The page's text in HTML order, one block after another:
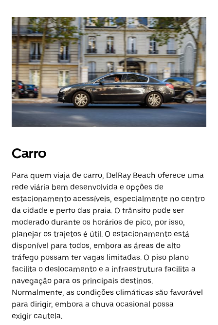
Carro
Para quem viaja de carro, DelRay Beach oferece uma
rede viária bem desenvolvida e opções de
estacionamento acessíveis, especialmente no centro
da cidade e perto das praia. O trânsito pode ser
moderado durante os horários de pico, por isso,
planejar os trajetos é útil. O estacionamento está
disponível para todos, embora as áreas de alto
tráfego possam ter vagas limitadas. O piso plano
facilita o deslocamento e a infraestrutura facilita a
navegação para os principais destinos.
Normalmente, as condições climáticas são favorável
para dirigir, embora a chuva ocasional possa
exigir cautela.